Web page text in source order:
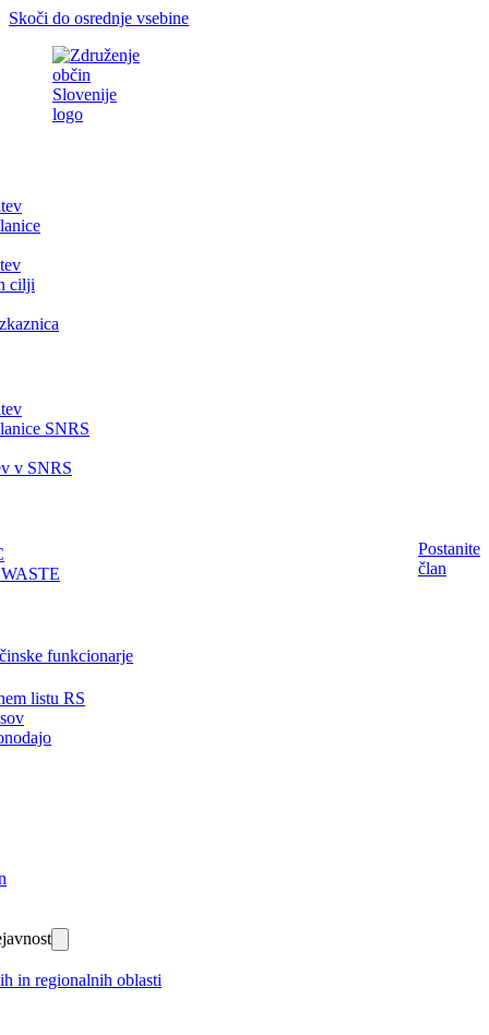
Skoči do osrednje vsebine
cilji
SNRS
v SNRS
funkcionarje
listu RS
in regionalnih oblasti
Postanite
član